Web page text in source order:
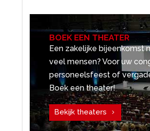
BOEK EEN THEATER
Een zakelijke bijeenkomst
veel mensen? Voor uw
personeelsfeest of
Boek een theater!
Bekijk theaters